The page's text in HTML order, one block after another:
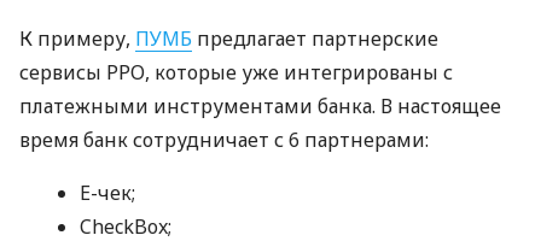
К примеру, ПУМБ предлагает партнерские
сервисы РРО, которые уже интегрированы с
платежными инструментами банка. В настоящее
время банк сотрудничает с 6 партнерами:
E-чек;
CheckBox;